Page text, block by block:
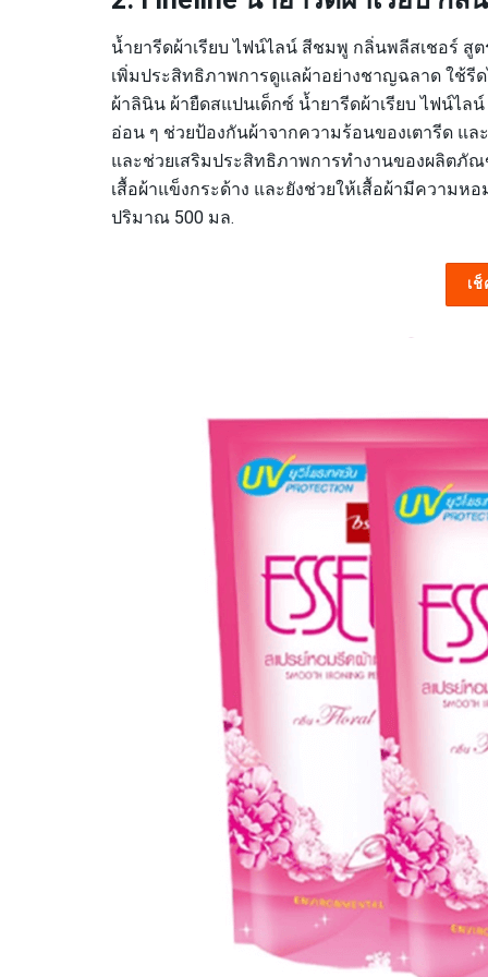
น้ำยารีดผ้าเรียบ ไฟน์ไลน์ สีชมพู กลิ่นพลีสเชอร์ สู
เพิ่มประสิทธิภาพการดูแลผ้าอย่างชาญฉลาด ใช้รี
ผ้าลินิน ผ้ายืดสแปนเด็กซ์ น้ำยารีดผ้าเรียบ ไฟน์ไ
อ่อน ๆ ช่วยป้องกันผ้าจากความร้อนของเตารีด แ
และช่วยเสริมประสิทธิภาพการทำงานของผลิตภั
เสื้อผ้าแข็งกระด้าง และยังช่วยให้เสื้อผ้ามีความ
ปริมาณ 500 มล.
เ